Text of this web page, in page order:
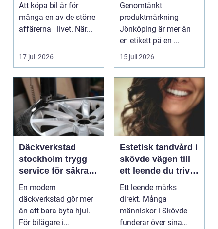
Att köpa bil är för
många en av de större
affärerna i livet. När...
17 juli 2026
Genomtänkt
produktmärkning
Jönköping är mer än
en etikett på en ...
15 juli 2026
Däckverkstad
stockholm trygg
service för säkra
mil året runt
En modern
däckverkstad gör mer
än att bara byta hjul.
För bilägare i
Estetisk tandvård i
skövde vägen till
ett leende du trivs
med
Ett leende märks
direkt. Många
människor i Skövde
funderar över sina